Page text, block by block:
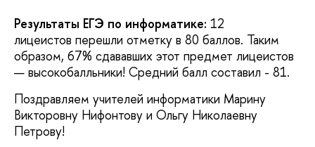
Результаты ЕГЭ по информатике: 12
лицеистов перешли отметку в 80 баллов. Таким
образом, 67% сдававших этот предмет лицеистов
— высокобалльники! Средний балл составил - 81.
Поздравляем учителей информатики Марину
Викторовну Нифонтову и Ольгу Николаевну
Петрову!